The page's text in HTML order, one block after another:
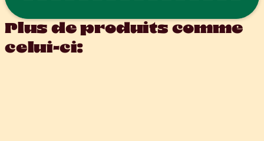
Plus de produits comme
celui-ci: